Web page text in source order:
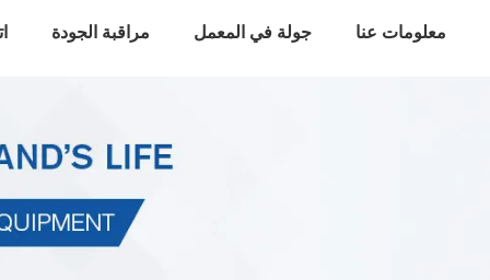
معلومات عنا جولة في المعمل مراقبة الجودة